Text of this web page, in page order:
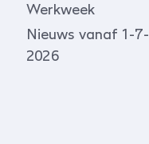
Werkweek
Nieuws vanaf 1-7-
2026